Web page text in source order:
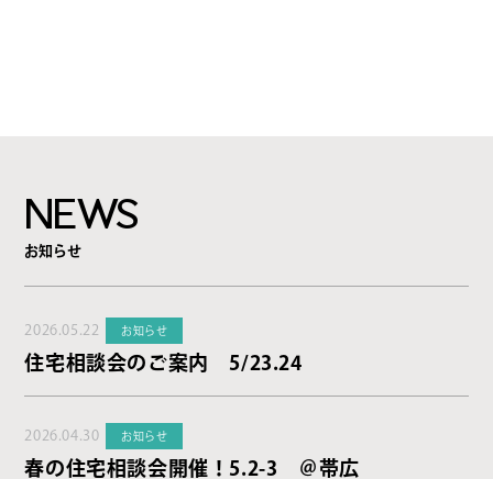
NEWS
お知らせ
2026.05.22 お知らせ
住宅相談会のご案内 5/23.24
2026.04.30 お知らせ
春の住宅相談会開催！5.2-3 ＠帯広